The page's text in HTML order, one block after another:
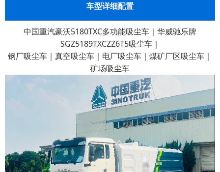
车型详细配置
中国重汽豪沃5180TXC多功能吸尘车｜华威驰乐牌
SGZ5189TXCZZ6T5吸尘车｜
钢厂吸尘车｜真空吸尘车｜电厂吸尘车｜煤矿厂区吸尘车｜
矿场吸尘车